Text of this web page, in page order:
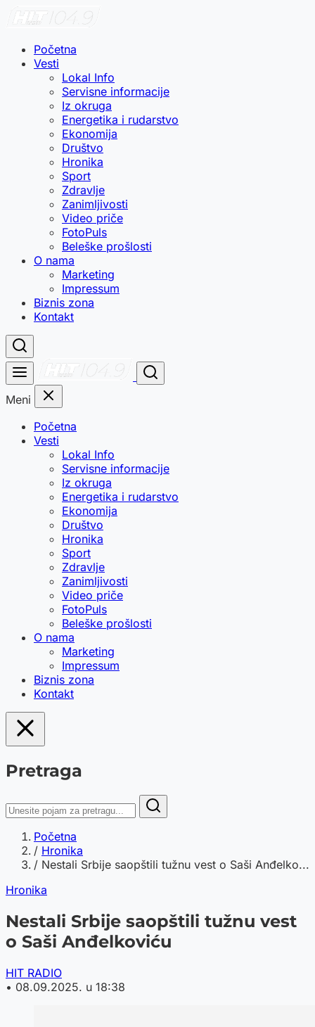
Početna
Vesti
Lokal Info
Servisne informacije
Iz okruga
Energetika i rudarstvo
Ekonomija
Društvo
Hronika
Sport
Zdravlje
Zanimljivosti
Video priče
FotoPuls
Beleške prošlosti
O nama
Marketing
Impressum
Biznis zona
Kontakt
Meni
Početna
Vesti
Lokal Info
Servisne informacije
Iz okruga
Energetika i rudarstvo
Ekonomija
Društvo
Hronika
Sport
Zdravlje
Zanimljivosti
Video priče
FotoPuls
Beleške prošlosti
O nama
Marketing
Impressum
Biznis zona
Kontakt
Pretraga
Početna
/ Hronika
/ Nestali Srbije saopštili tužnu vest o Saši Anđelko...
Hronika
Nestali Srbije saopštili tužnu vest
o Saši Anđelkoviću
HIT RADIO
• 08.09.2025. u 18:38